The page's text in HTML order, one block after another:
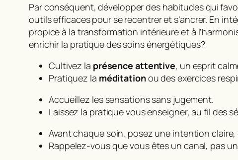
Par conséquent, développer des habitudes qui
outils efficaces pour se recentrer et s’ancrer. En
propice à la transformation intérieure et à
enrichir la pratique des soins énergétiques?
Cultivez la présence attentive, un esprit
Pratiquez la méditationou des exercices
Accueillez les sensations sans jugement.
Laissez la pratique vous enseigner, au fil des
Avant chaque soin, posez une intention
Rappelez-vous que vous êtes un canal, pas